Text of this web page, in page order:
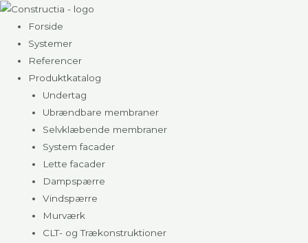
Gå
indholdet
Forside
Systemer
Referencer
Produktkatalog
Undertag
Ubrændbare membraner
Selvklæbende membraner
System facader
Lette facader
Dampspærre
Vindspærre
Murværk
CLT- og Trækonstruktioner